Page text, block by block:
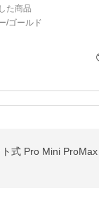
た商品
/ゴールド
式 Pro Mini ProMax